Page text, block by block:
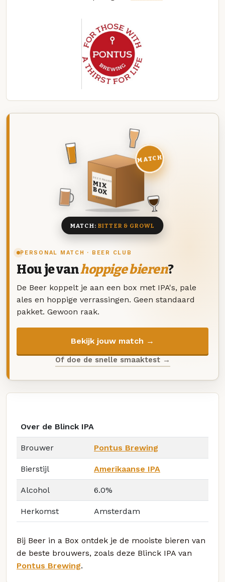
PERSONAL MATCH · BEER CLUB
Hou je vanhoppige bieren?
De Beer koppelt je aan een box met IPA's, pale
ales en hoppige verrassingen. Geen standaard
pakket. Gewoon raak.
Bekijk jouw match →
Of doe de snelle smaaktest →
DEZE MAAND
MIX
BOX
8 BIEREN
MATCH
MATCH: BITTER & GROWL
Over de Blinck IPA
Brouwer Pontus Brewing
Bierstijl Amerikaanse IPA
Alcohol 6.0%
Herkomst Amsterdam
Bij Beer in a Box ontdek je de mooiste bieren van
de beste brouwers, zoals deze Blinck IPA van
Pontus Brewing.